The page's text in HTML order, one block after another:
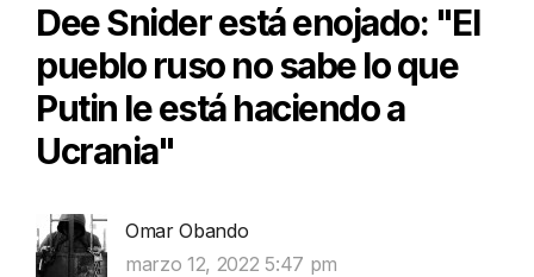
Dee Snider está enojado: "El
pueblo ruso no sabe lo que
Putin le está haciendo a
Ucrania"
Omar Obando
marzo 12, 2022 5:47 pm